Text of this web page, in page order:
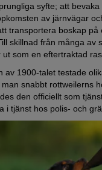
syfte; att
av järnvägar
transportera boskap på
skillnad från många av
som en eftertraktad
av 1900-talet testade
snabbt rottweilerns
den officiellt som
i tjänst hos polis- och